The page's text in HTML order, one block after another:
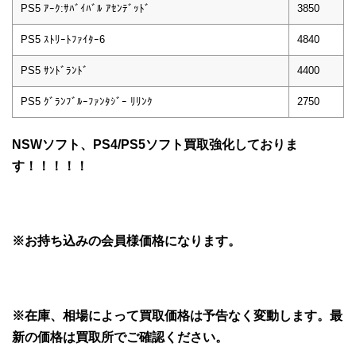
PS5 ｱｰｸ:ｻﾊﾞｲﾊﾞﾙ ｱｾﾝﾃﾞｯﾄﾞ 3850
PS5 ｽﾄﾘｰﾄﾌｧｲﾀｰ6 4840
PS5 ｻﾝﾄﾞﾗﾝﾄﾞ 4400
PS5 ｸﾞﾗﾝﾌﾞﾙｰﾌｧﾝﾀｼﾞｰ ﾘﾘﾝｸ 2750
NSWソフト、PS4/PS5ソフト買取強化しておりま
す！！！！！
※お持ち込みの会員様価格になります。
※在庫、相場によって買取価格は予告なく変動します。最
新の価格は買取所でご確認ください。